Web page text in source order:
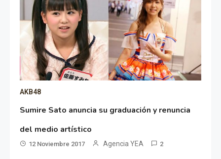
AKB48
Sumire Sato anuncia su graduación y renuncia
del medio artístico
12 Noviembre 2017 Agencia YEA 2